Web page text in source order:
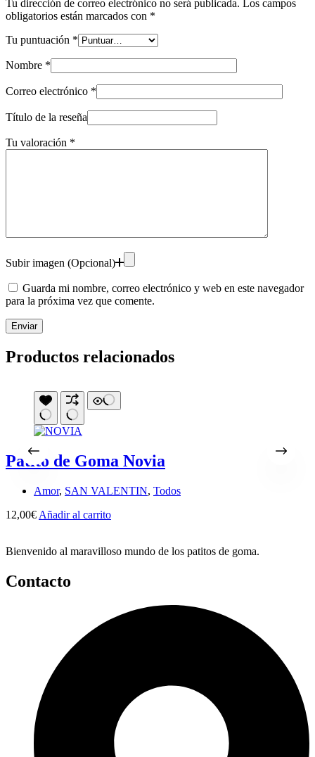
Tu dirección de correo electrónico no será publicada.
Los campos
obligatorios están marcados con *
Tu puntuación *
Nombre *
Correo electrónico *
Título de la reseña
Tu valoración *
Subir imagen (Opcional)
Guarda mi nombre, correo electrónico y web en este navegador
para la próxima vez que comente.
Enviar
Productos relacionados
Patito de Goma Novia
Amor, SAN VALENTIN, Todos
12,00€ Añadir al carrito
Bienvenido al maravilloso mundo de los patitos de goma.
Contacto